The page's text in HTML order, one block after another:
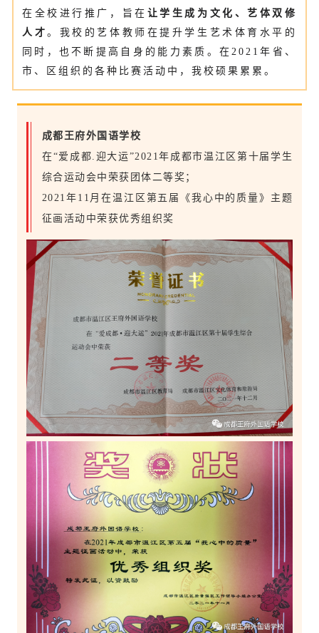
在全校进行推广，旨在 让学生成为文化、艺体双修
人才。 我校的艺体教师在提升学生艺术体育水平的
同时，也不断提高自身的能力素质。在2021年省、
市、区组织的各种比赛活动中，我校硕果累累。
成都王府外国语学校
在“爱成都.迎大运”2021年成都市温江区第十届学生
综合运动会中荣获团体二等奖；
2021年11月在温江区第五届《我心中的质量》主题
征画活动中荣获优秀组织奖